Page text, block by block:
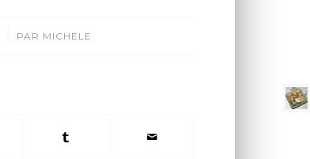
PAR MICHÈLE